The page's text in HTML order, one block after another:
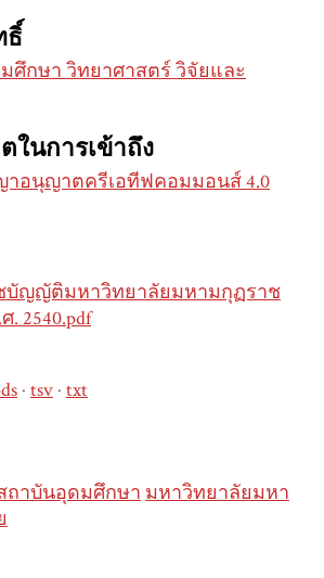
ธิ์
ศึกษา วิทยาศาสตร์ วิจัยและ
นการเข้าถึง
าอนุญาตครีเอทีฟคอมมอนส์ 4.0
บัญญัติมหาวิทยาลัยมหามกุฏราช
2540.pdf
tsv txt
ถาบันอุดมศึกษา มหาวิทยาลัยมหา